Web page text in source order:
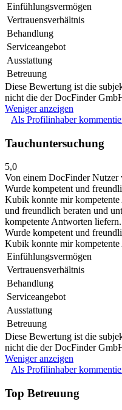
Einfühlungsvermögen
Vertrauensverhältnis
Behandlung
Serviceangebot
Ausstattung
Betreuung
Diese Bewertung ist die
nicht die der DocFinder
Weniger anzeigen
Als Profilinhaber
Tauchuntersuchung
5,0
Von einem DocFinder Nutzer
Wurde kompetent und
Kubik konnte mir
und freundlich beraten und
kompetente Antworten liefern.
Wurde kompetent und
Kubik konnte mir
Einfühlungsvermögen
Vertrauensverhältnis
Behandlung
Serviceangebot
Ausstattung
Betreuung
Diese Bewertung ist die
nicht die der DocFinder
Weniger anzeigen
Als Profilinhaber
Top Betreuung